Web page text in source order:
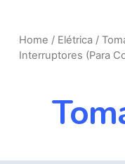
Home / Elétrica /
Interruptores (Para